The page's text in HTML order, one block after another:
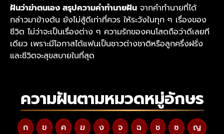
ฝันว่าฆ่าตนเอง สรุปความคำทำนายฝัน จากคำทำนายที่ได้
กล่าวมาข้างต้น ยังไม่สู้ดีเท่าที่ควร ให้ระวังในทุก ๆ เรื่องของ
ชีวิต ไม่ว่าจะเป็นเรื่องต่าง ๆ ความรักของคนโสดถือว่าดีเลยที
เดียว เพราะมีโอกาสได้แฟนเป็นชาวต่างชาติหรือลูกครึ่งฝรั่ง
และชีวิตจะสุขสบายในที่สุด
ความฝันตามหมวดหมู่อักษร
ก ข ค ฆ ง จ ฉ ช ซ ญ